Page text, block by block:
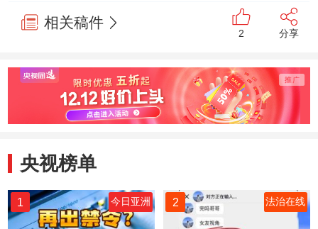
相关稿件
2 分享
央视榜单
1 今日亚洲 2 法治在线